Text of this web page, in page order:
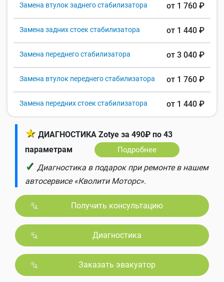
Замена втулок заднего стабилизатора от 1 760 ₽
Замена задних стоек стабилизатора от 1 440 ₽
Замена переднего стабилизатора от 3 040 ₽
Замена втулок переднего стабилизатора от 1 760 ₽
Замена передних стоек стабилизатора от 1 440 ₽
★ ДИАГНОСТИКА Zotye за 490₽ по 43
параметрам
Подробнее
✓ Диагностика в подарок при ремонте в нашем
автосервисе «Кволити Моторс».
Получить консультацию
Диагностика
Заказать эвакуатор